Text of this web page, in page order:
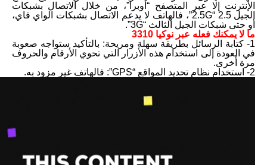
الإنترنت إلا عبر المتصفح “أوبرا”، من خلال الاتصال بشبكات
الجيل 2.5 “2.5G”، فالهاتف لا يدعم الاتصال بشبكات الواي فاي،
أو حتى شبكات الجيل الثالث “3G”.
ما لا يمكنك فعله عبر نوكيا 3310
1- كتابة الرسائل بطريقة سهلة ومريحة: بالتأكيد ستواجه صعوبة
في العودة إلى استخدام هذه الأزرار التي تحوي الأرقام والحروف
مرة أخرى.
2- استخدام نظام تحديد المواقع “GPS”: فالهاتف غير مزود به.